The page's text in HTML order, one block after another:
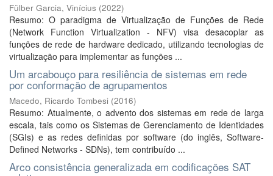
Fülber Garcia, Vinícius (2022)
Resumo: O paradigma de Virtualização de Funções de Rede
(Network Function Virtualization - NFV) visa desacoplar as
funções de rede de hardware dedicado, utilizando tecnologias de
virtualização para implementar as funções ...
Um arcabouço para resiliência de sistemas em rede
por conformação de agrupamentos
Macedo, Ricardo Tombesi (2016)
Resumo: Atualmente, o advento dos sistemas em rede de larga
escala, tais como os Sistemas de Gerenciamento de Identidades
(SGIs) e as redes definidas por software (do inglês, Software-
Defined Networks - SDNs), tem contribuído ...
Arco consistência generalizada em codificações SAT